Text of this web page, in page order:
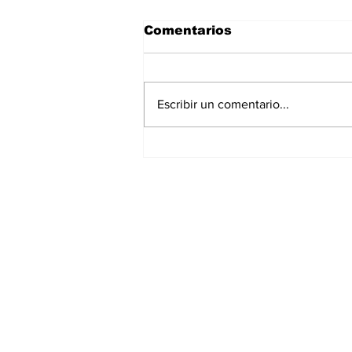
Comentarios
Escribir un comentario...